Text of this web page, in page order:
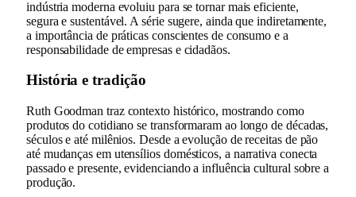
indústria moderna evoluiu para se tornar mais eficiente,
segura e sustentável. A série sugere, ainda que indiretamente,
a importância de práticas conscientes de consumo e a
responsabilidade de empresas e cidadãos.
História e tradição
Ruth Goodman traz contexto histórico, mostrando como
produtos do cotidiano se transformaram ao longo de décadas,
séculos e até milênios. Desde a evolução de receitas de pão
até mudanças em utensílios domésticos, a narrativa conecta
passado e presente, evidenciando a influência cultural sobre a
produção.